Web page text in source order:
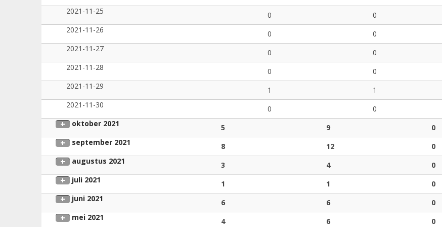
2021-11-25
0 0
2021-11-26
0 0
2021-11-27
0 0
2021-11-28
0 0
2021-11-29
1 1
2021-11-30
0 0
oktober 2021
5 9 0
september 2021
8 12 0
augustus 2021
3 4 0
juli 2021
1 1 0
juni 2021
6 6 0
mei 2021
4 6 0